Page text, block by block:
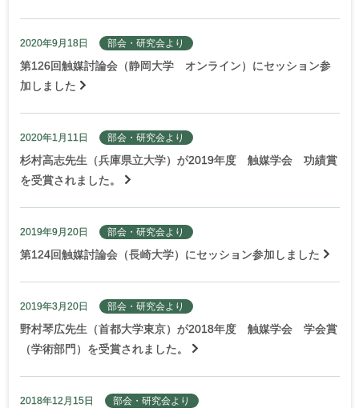
2020年9月18日 部会・研究会より
第126回触媒討論会（静岡大学 オンライン）にセッション参
加しました
2020年1月11日 部会・研究会より
杉村高志先生（兵庫県立大学）が2019年度 触媒学会 功績賞
を受賞されました。
2019年9月20日 部会・研究会より
第124回触媒討論会（長崎大学）にセッション参加しました
2019年3月20日 部会・研究会より
野村琴広先生（首都大学東京）が2018年度 触媒学会 学会賞
（学術部門）を受賞されました。
2018年12月15日 部会・研究会より